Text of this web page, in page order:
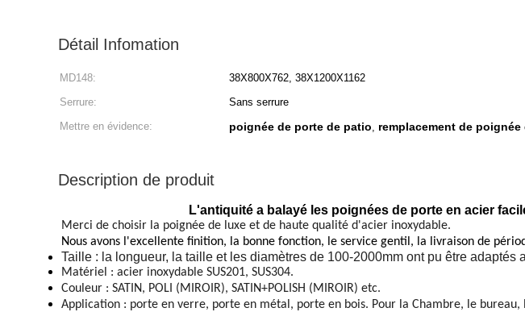
Détail Infomation
MD148: 38X800X762, 38X1200X1162
Serrure:
Sans serrure
Mettre en évidence:
poignée de porte de patio, remplacement de
Description de produit
L'antiquité a balayé les poignées de porte en acier
Merci de choisir la poignée de luxe et de haute qualité d'acier inoxydable.
Nous avons l'excellente finition, la bonne fonction, le service gentil, la livraison de
Taille : la longueur, la taille et les diamètres de 100-2000mm ont pu être adaptés
Matériel : acier inoxydable SUS201, SUS304.
Couleur : SATIN, POLI (MIROIR), SATIN+POLISH (MIROIR) etc.
Application : porte en verre, porte en métal, porte en bois. Pour la Chambre, le